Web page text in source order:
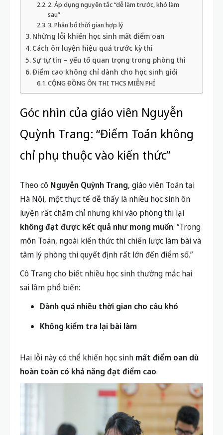
2. Áp dụng nguyên tắc “dễ làm trước, khó làm
sau”
3. Phân bổ thời gian hợp lý
Những lỗi khiến học sinh mất điểm oan
Cách ôn luyện hiệu quả trước kỳ thi
Sự tự tin – yếu tố quan trọng trong phòng thi
Điểm cao không chỉ dành cho học sinh giỏi
CỘNG ĐỒNG ÔN THI THCS MIỄN PHÍ
Góc nhìn của giáo viên Nguyễn
Quỳnh Trang: “Điểm Toán không
chỉ phụ thuộc vào kiến thức”
Theo cô Nguyễn Quỳnh Trang, giáo viên Toán tại
Hà Nội, một thực tế dễ thấy là nhiều học sinh ôn
luyện rất chăm chỉ nhưng khi vào phòng thi lại
không đạt được kết quả như mong muốn. “Trong
môn Toán, ngoài kiến thức thì chiến lược làm bài và
tâm lý phòng thi quyết định rất lớn đến điểm số.”
Cô Trang cho biết nhiều học sinh thường mắc hai
sai lầm phổ biến:
Dành quá nhiều thời gian cho câu khó
Không kiểm tra lại bài làm
Hai lỗi này có thể khiến học sinh mất điểm oan dù
hoàn toàn có khả năng đạt điểm cao.